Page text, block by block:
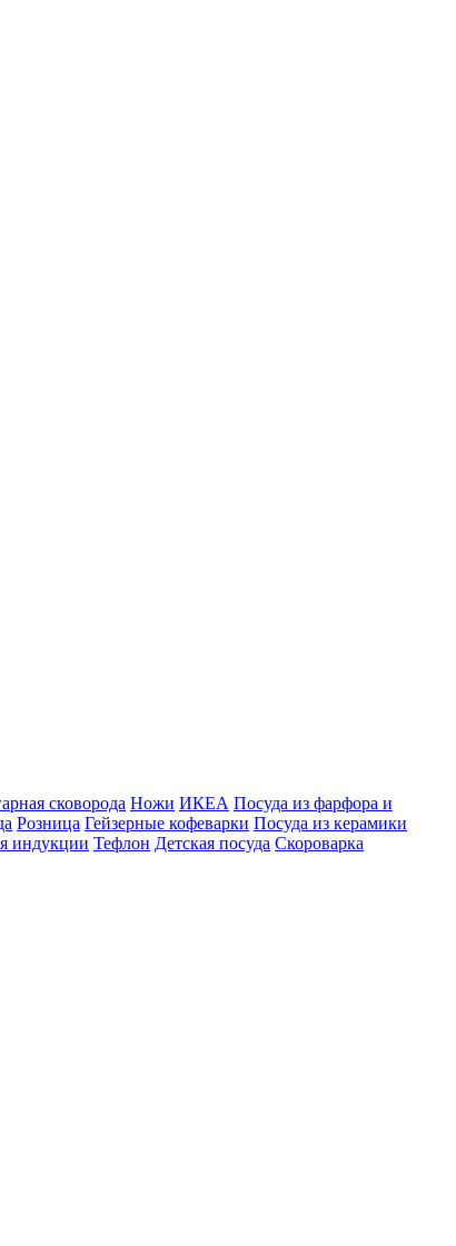
сковорода Ножи ИКЕА Посуда из фарфора и
Розница Гейзерные кофеварки Посуда из керамики
индукции Тефлон Детская посуда Скороварка